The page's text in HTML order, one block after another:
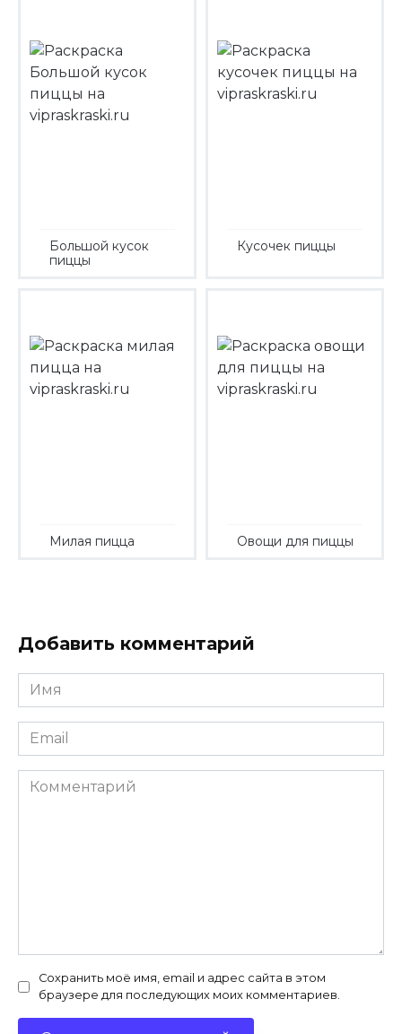
Большой кусок
пиццы
Кусочек пиццы
Милая пицца Овощи для пиццы
Добавить комментарий
Имя
*
Email
*
Комментарий
Сохранить моё имя, email и адрес сайта в этом
браузере для последующих моих комментариев.